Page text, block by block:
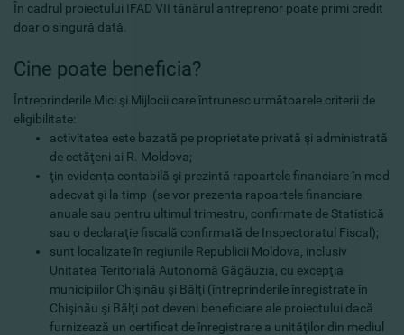
În cadrul proiectului IFAD VII tânărul antreprenor poate primi credit
doar o singură dată.
Cine poate beneficia?
Întreprinderile Mici şi Mijlocii care întrunesc următoarele criterii de
eligibilitate:
activitatea este bazată pe proprietate privată şi administrată
de cetăţeni ai R. Moldova;
ţin evidenţa contabilă şi prezintă rapoartele financiare în mod
adecvat şi la timp (se vor prezenta rapoartele financiare
anuale sau pentru ultimul trimestru, confirmate de Statistică
sau o declaraţie fiscală confirmată de Inspectoratul Fiscal);
sunt localizate în regiunile Republicii Moldova, inclusiv
Unitatea Teritorială Autonomă Găgăuzia, cu excepţia
municipiilor Chişinău şi Bălţi (întreprinderile înregistrate în
Chişinău şi Bălţi pot deveni beneficiare ale proiectului dacă
furnizează un certificat de înregistrare a unităţilor din mediul